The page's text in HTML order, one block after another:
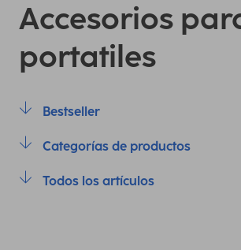
Accesorios
portatiles
Bestseller
Categorías de productos
Todos los artículos